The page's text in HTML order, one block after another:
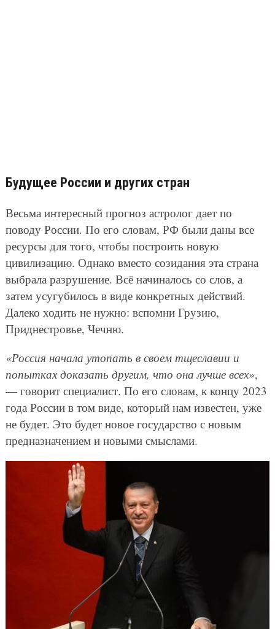
Будущее России и других стран
Весьма интересный прогноз астролог дает по
поводу России. По его словам, РФ были даны все
ресурсы для того, чтобы построить новую
цивилизацию. Однако вместо созидания эта страна
выбрала разрушение. Всё начиналось со слов, а
затем усугубилось в виде конкретных действий.
Далеко ходить не нужно: вспомни Грузию,
Приднестровье, Чечню.
«Россия начала утопать в своем тщеславии и
попытках доказать другим, что она лучше всех»,
— говорит специалист. По его словам, к концу 2023
года России в том виде, который нам известен, уже
не будет. Это будет новое государство с новым
предназначением и новыми смыслами.